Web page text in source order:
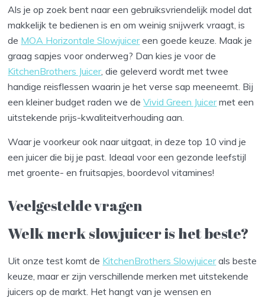
Als je op zoek bent naar een gebruiksvriendelijk model dat
makkelijk te bedienen is en om weinig snijwerk vraagt, is
de MOA Horizontale Slowjuicereen goede keuze. Maak je
graag sapjes voor onderweg? Dan kies je voor de
KitchenBrothers Juicer, die geleverd wordt met twee
handige reisflessen waarin je het verse sap meeneemt. Bij
een kleiner budget raden we deVivid Green Juicermet een
uitstekende prijs-kwaliteitverhouding aan.
Waar je voorkeur ook naar uitgaat, in deze top 10 vind je
een juicer die bij je past. Ideaal voor een gezonde leefstijl
met groente- en fruitsapjes, boordevol vitamines!
Veelgestelde vragen
Welk merk slowjuicer is het beste?
Uit onze test komt de KitchenBrothers Slowjuicerals beste
keuze, maar er zijn verschillende merken met uitstekende
juicers op de markt. Het hangt van je wensen en